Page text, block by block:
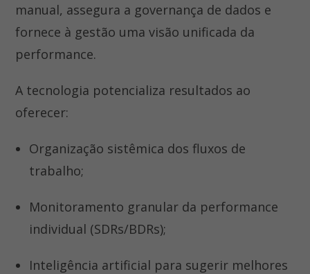
manual, assegura a governança de dados e
fornece à gestão uma visão unificada da
performance.
A tecnologia potencializa resultados ao
oferecer:
Organização sistêmica dos fluxos de
trabalho;
Monitoramento granular da performance
individual (SDRs/BDRs);
Inteligência artificial para sugerir melhores